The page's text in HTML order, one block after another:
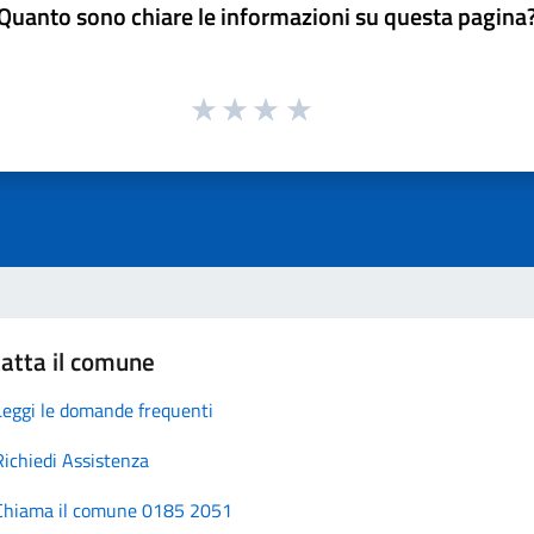
sono chiare le informazioni su questa
il comune
le domande frequenti
Assistenza
il comune 0185 2051